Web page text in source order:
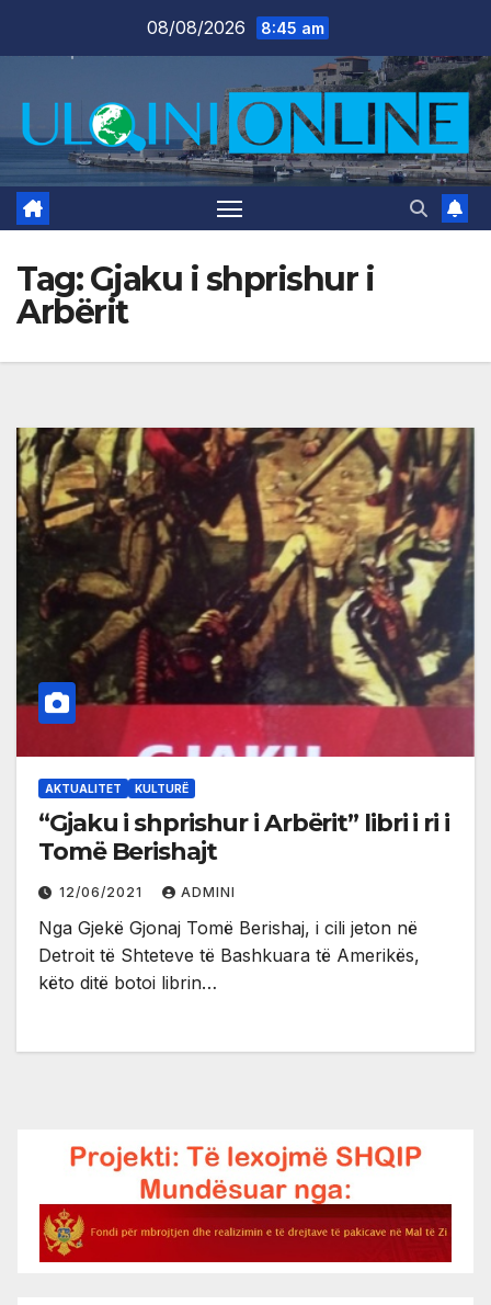
08/08/2026 8:45 am
Tag:Gjaku i shprishur i
Arbërit
AKTUALITET KULTURË
“Gjaku i shprishur i Arbërit” libri i ri i
Tomë Berishajt
12/06/2021 ADMINI
Nga Gjekë Gjonaj Tomë Berishaj, i cili jeton në
Detroit të Shteteve të Bashkuara të Amerikës,
këto ditë botoi librin…